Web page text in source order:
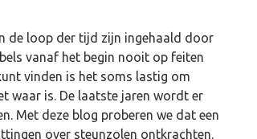
de loop der tijd zijn ingehaald door
vanaf het begin nooit op feiten
vinden is het soms lastig om
waar is. De laatste jaren wordt er
Met deze blog proberen we dat een
over steunzolen ontkrachten.